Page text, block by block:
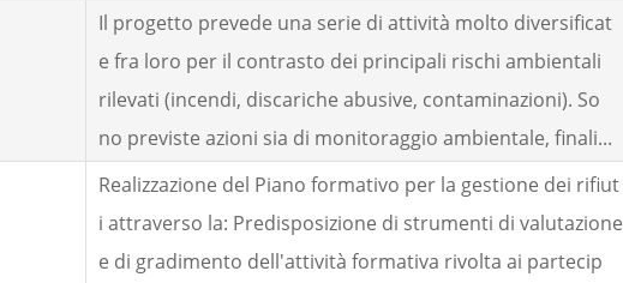
Il progetto prevede una serie di attività molto diversificat
e fra loro per il contrasto dei principali rischi ambientali
rilevati (incendi, discariche abusive, contaminazioni). So
no previste azioni sia di monitoraggio ambientale, finali...
Realizzazione del Piano formativo per la gestione dei rifiut
i attraverso la: Predisposizione di strumenti di valutazione
e di gradimento dell'attività formativa rivolta ai partecip